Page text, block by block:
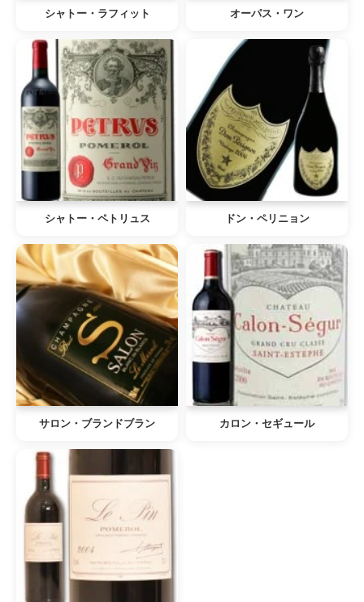
シャトー・ラフィット オーパス・ワン
シャトー・ペトリュス ドン・ペリニョン
サロン・ブランドブラン カロン・セギュール